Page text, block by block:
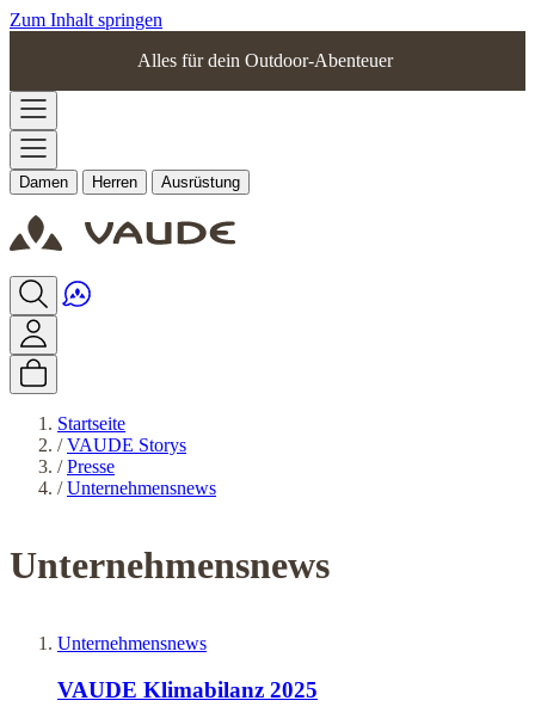
Zum Inhalt springen
Alles für dein Outdoor-Abenteuer
Damen Herren Ausrüstung
Startseite
/ VAUDE Storys
/ Presse
/ Unternehmensnews
Unternehmensnews
Unternehmensnews
VAUDE Klimabilanz 2025